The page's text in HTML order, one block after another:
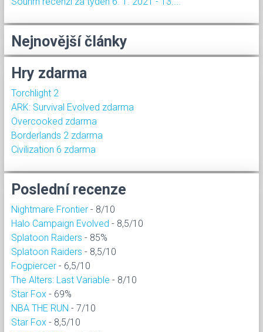
Nejnovější články
Hry zdarma
Torchlight 2
ARK: Survival Evolved zdarma
Overcooked zdarma
Borderlands 2 zdarma
Civilization 6 zdarma
Poslední recenze
Nightmare Frontier - 8/10
Halo Campaign Evolved - 8,5/10
Splatoon Raiders - 85%
Splatoon Raiders - 8,5/10
Fogpiercer - 6,5/10
The Alters: Last Variable - 8/10
Star Fox - 69%
NBA THE RUN - 7/10
Star Fox - 8,5/10